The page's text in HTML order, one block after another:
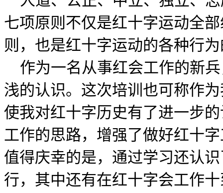
七项原则不仅是红十字运动全
则，也是红十字运动的各种行
作为一名从事红会工作的新
浅的认识。这次培训也可称作
使我对红十字历史有了进一步
工作的思路，增强了做好红十
值得庆幸的是，通过学习还认
行，其中还有在红十字会工作